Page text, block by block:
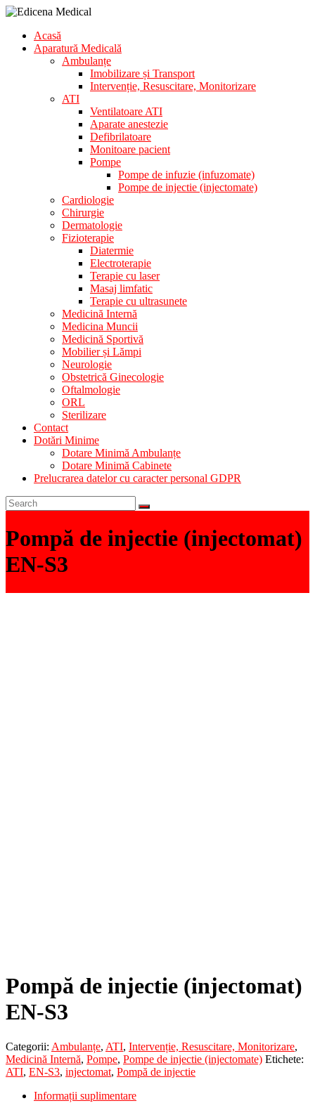
Skip
content
Edicena
Medical
Aparatura
Medicala
Acasă
Aparatură Medicală
Ambulanțe
Imobilizare și Transport
Intervenție, Resuscitare, Monitorizare
ATI
Ventilatoare ATI
Aparate anestezie
Defibrilatoare
Monitoare pacient
Pompe
Pompe de infuzie (infuzomate)
Pompe de injectie (injectomate)
Cardiologie
Chirurgie
Dermatologie
Fizioterapie
Diatermie
Electroterapie
Terapie cu laser
Masaj limfatic
Terapie cu ultrasunete
Medicină Internă
Medicina Muncii
Medicină Sportivă
Mobilier și Lămpi
Neurologie
Obstetrică Ginecologie
Oftalmologie
ORL
Sterilizare
Contact
Dotări Minime
Dotare Minimă Ambulanțe
Dotare Minimă Cabinete
Prelucrarea datelor cu caracter personal GDPR
Pompă de injectie (injectomat)
EN-S3
Pompă de injectie (injectomat)
EN-S3
Categorii: Ambulanțe, ATI, Intervenție, Resuscitare, Monitorizare,
Medicină Internă, Pompe, Pompe de injectie (injectomate) Etichete:
ATI, EN-S3, injectomat, Pompă de injectie
Informații suplimentare